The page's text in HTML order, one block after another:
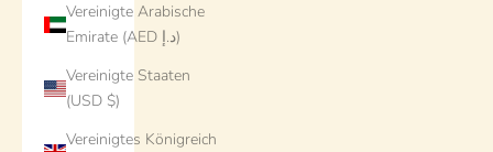
Vereinigte Arabische
Emirate (AED د.إ)
Vereinigte Staaten
(USD $)
Vereinigtes Königreich